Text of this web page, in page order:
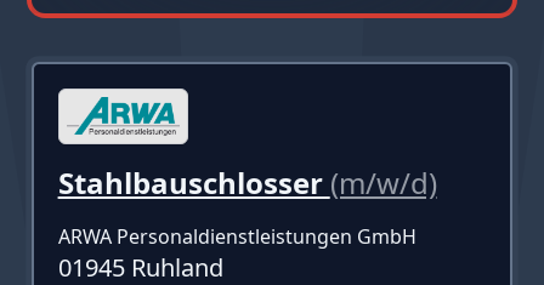
Stahlbauschlosser (m/w/d)
ARWA Personaldienstleistungen GmbH
01945 Ruhland